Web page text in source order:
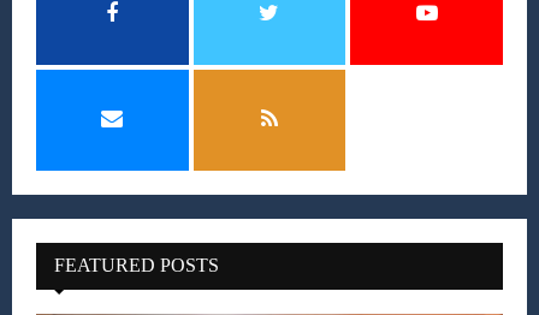
FEATURED POSTS